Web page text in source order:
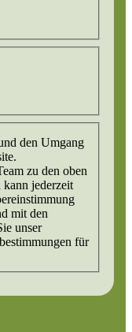
den Umgang
zu den oben
kann jederzeit
mit den
unser
für